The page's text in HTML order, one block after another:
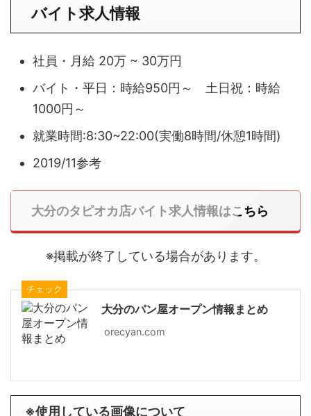
バイト求人情報
社員・月給 20万 ~ 30万円
バイト・平日：時給950円～ 土日祝：時給
1000円～
就業時間:8:30~22:00(実働8時間/休憩1時間)
2019/11参考
大分のタピオカ店バイト求人情報はこちら
※掲載が終了している場合があります。
チェック
大分のパン屋オープン情報まとめ
orecyan.com
※使用している画像について